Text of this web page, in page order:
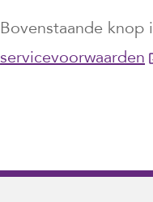
Bovenstaande knop
servicevoorwaarden